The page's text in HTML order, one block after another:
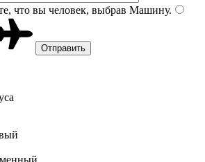
что вы человек, выбрав Машину.